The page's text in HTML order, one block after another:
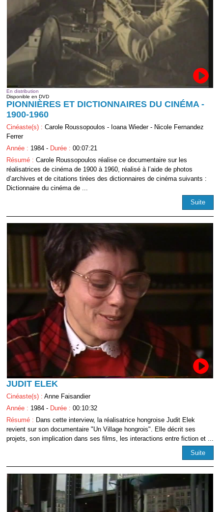
En distribution
Disponible en DVD
PIONNIÈRES ET DICTIONNAIRES DU CINÉMA -
1900-1960
Cinéaste(s) : Carole Roussopoulos - Ioana Wieder - Nicole Fernandez
Ferrer
Année : 1984 - Durée : 00:07:21
Résumé : Carole Roussopoulos réalise ce documentaire sur les
réalisatrices de cinéma de 1900 à 1960, réalisé à l’aide de photos
d’archives et de citations tirées des dictionnaires de cinéma suivants :
Dictionnaire du cinéma de ...
Suite
JUDIT ELEK
Cinéaste(s) : Anne Faisandier
Année : 1984 - Durée : 00:10:32
Résumé : Dans cette interview, la réalisatrice hongroise Judit Elek
revient sur son documentaire "Un Village hongrois". Elle décrit ses
projets, son implication dans ses films, les interactions entre fiction et ...
Suite